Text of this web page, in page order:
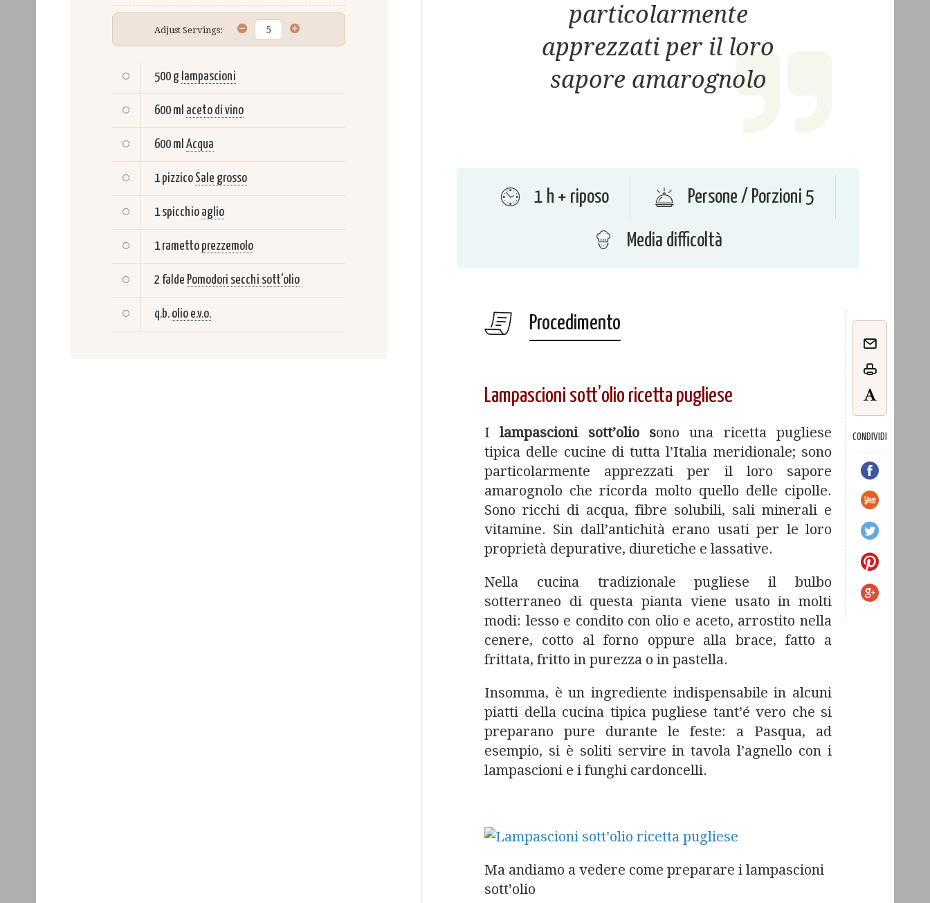
Adjust Servings:
500 g lampascioni
600 ml aceto di vino
600 ml Acqua
1 pizzico Sale grosso
1 spicchio aglio
1 rametto prezzemolo
2 falde Pomodori secchi sott'olio
q.b. olio e.v.o.
particolarmente
apprezzati per il loro
sapore amarognolo
1 h + riposo Persone / Porzioni 5
Media difficoltà
Procedimento
CONDIVIDI
Lampascioni sott’olio ricetta pugliese
Ilampascioni sott’olio sono una ricetta pugliese
tipica delle cucine di tutta l’Italia meridionale; sono
particolarmente apprezzati per il loro sapore
amarognolo che ricorda molto quello delle cipolle.
Sono ricchi di acqua, fibre solubili, sali minerali e
vitamine. Sin dall’antichità erano usati per le loro
proprietà depurative, diuretiche e lassative.
Nella cucina tradizionale pugliese il bulbo
sotterraneo di questa pianta viene usato in molti
modi: lesso e condito con olio e aceto, arrostito nella
cenere, cotto al forno oppure alla brace, fatto a
frittata, fritto in purezza o in pastella.
Insomma, è un ingrediente indispensabile in alcuni
piatti della cucina tipica pugliese tant’é vero che si
preparano pure durante le feste: a Pasqua, ad
esempio, si è soliti servire in tavola l’agnello con i
lampascioni e i funghi cardoncelli.
Ma andiamo a vedere come preparare i lampascioni
sott’olio